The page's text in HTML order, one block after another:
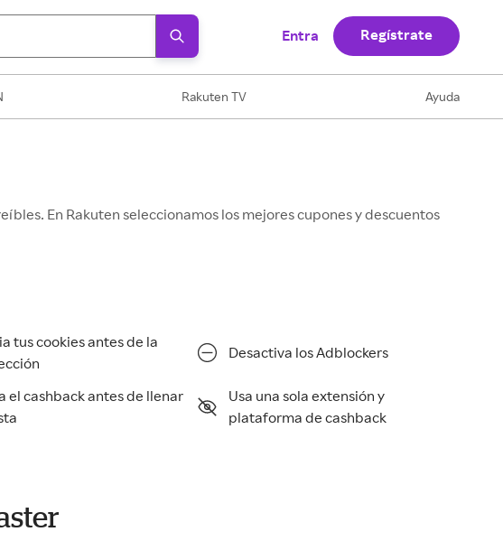
Entra Regístrate
Rakuten TV Ayuda
En Rakuten seleccionamos los mejores cupones y descuentos
tus cookies antes de la
Desactiva los Adblockers
el cashback antes de llenar
Usa una sola extensión y
plataforma de cashback